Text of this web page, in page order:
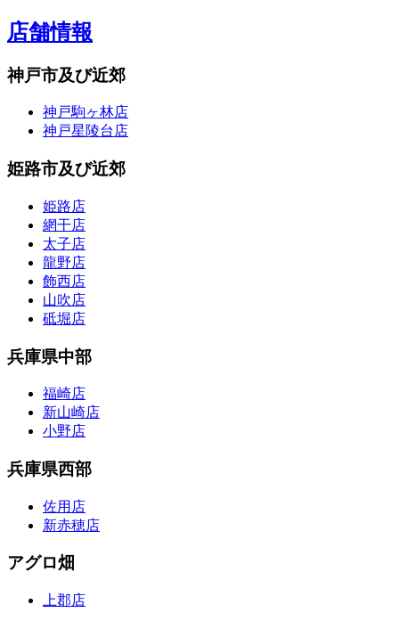
店舗情報
神戸市及び近郊
神戸駒ヶ林店
神戸星陵台店
姫路市及び近郊
姫路店
網干店
太子店
龍野店
飾西店
山吹店
砥堀店
兵庫県中部
福崎店
新山崎店
小野店
兵庫県西部
佐用店
新赤穂店
アグロ畑
上郡店